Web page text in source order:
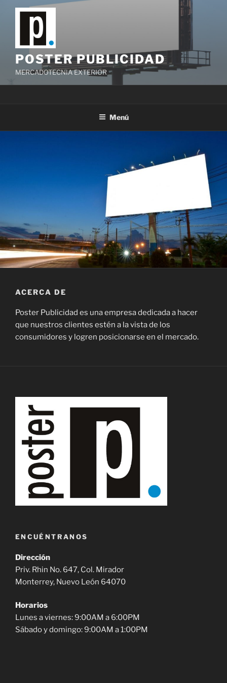
Saltar
contenido
POSTER PUBLICIDAD
MERCADOTECNIA EXTERIOR
Menú
ACERCA DE
Poster Publicidad es una empresa dedicada a hacer
que nuestros clientes estén a la vista de los
consumidores y logren posicionarse en el mercado.
ENCUÉNTRANOS
Dirección
Priv. Rhin No. 647, Col. Mirador
Monterrey, Nuevo León 64070
Horarios
Lunes a viernes: 9:00AM a 6:00PM
Sábado y domingo: 9:00AM a 1:00PM